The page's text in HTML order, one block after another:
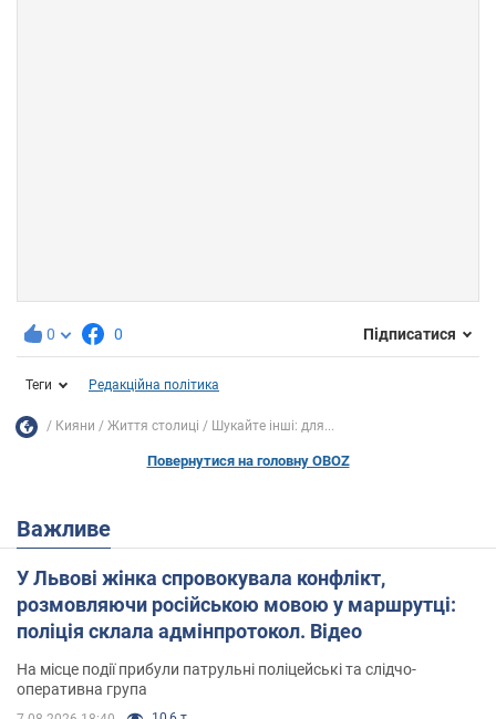
0 0 Підписатися
Теги Редакційна політика
Кияни Життя столиці Шукайте інші: для...
Повернутися на головну OBOZ
Важливе
У Львові жінка спровокувала конфлікт,
розмовляючи російською мовою у маршрутці:
поліція склала адмінпротокол. Відео
На місце події прибули патрульні поліцейські та слідчо-
оперативна група